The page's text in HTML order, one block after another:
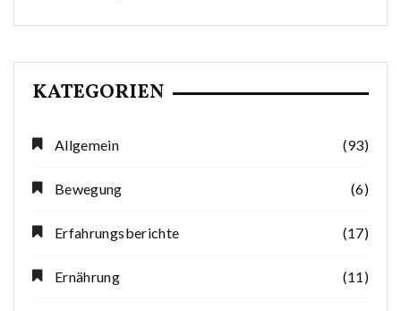
KATEGORIEN
Allgemein (93)
Bewegung (6)
Erfahrungsberichte (17)
Ernährung (11)